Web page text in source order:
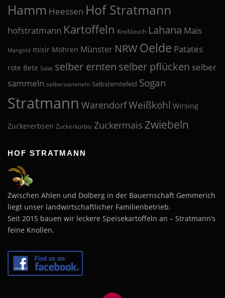
Hamm Heessen Hof Stratmann
hofstratmann Kartoffeln Knoblauch Lahana Mais
Mangold misir Möhren Münster NRW Oelde Patates
rote Bete Salat selber ernten selber pflücken selber
sammeln selbersammeln Selbsterntefeld Sogan
Stratmann WarendorfWeißkohl Wirsing
Zuckererbsen Zuckerkürbis Zuckermais Zwiebeln
HOF STRATMANN
Zwischen Ahlen und Dolberg in der Bauernschaft Gemmerich
liegt unser landwirtschaftlicher Familienbetrieb.
Seit 2015 bauen wir leckere Speisekartoffeln an – Stratmann’s
feine Knollen.